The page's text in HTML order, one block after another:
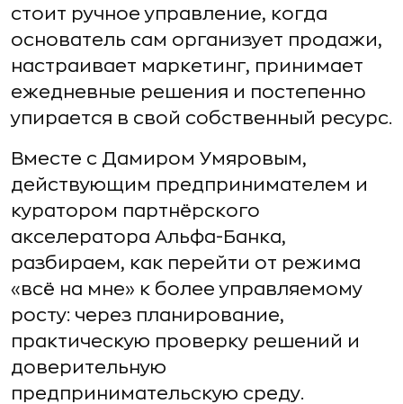
стоит ручное управление, когда
основатель сам организует продажи,
настраивает маркетинг, принимает
ежедневные решения и постепенно
упирается в свой собственный ресурс.
Вместе с Дамиром Умяровым,
действующим предпринимателем и
куратором партнёрского
акселератора Альфа-Банка,
разбираем, как перейти от режима
«всё на мне» к более управляемому
росту: через планирование,
практическую проверку решений и
доверительную
предпринимательскую среду.